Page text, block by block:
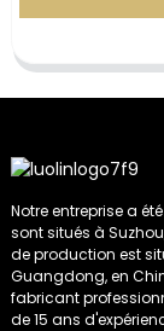
Notre entreprise a
sont situés à
de production est
Guangdong, en
fabricant
de 15 ans